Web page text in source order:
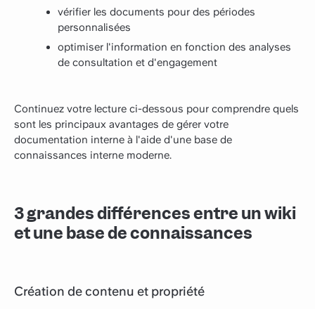
vérifier les documents pour des périodes
personnalisées
optimiser l'information en fonction des analyses
de consultation et d'engagement
Continuez votre lecture ci-dessous pour comprendre quels
sont les principaux avantages de gérer votre
documentation interne à l'aide d'une base de
connaissances interne moderne.
3 grandes différences entre un wiki
et une base de connaissances
Création de contenu et propriété